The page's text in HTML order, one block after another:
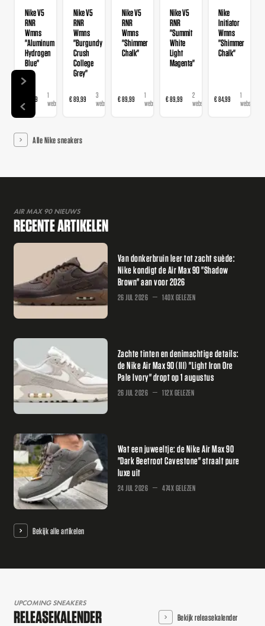
Nike V5
RNR
Wmns
"Aluminum
Hydrogen
Blue"
€ 89,99
1
webshop
Nike V5
RNR
Wmns
"Burgundy
Crush
College
Grey"
€ 89,99
3
webshops
Nike V5
RNR
Wmns
"Shimmer
Chalk"
€ 89,99
1
webshop
Nike V5
RNR
"Summit
White
Light
Magenta"
€ 89,99
2
webshops
Nike
Initiator
Wmns
"Shimmer
Chalk"
€ 84,99
1
webshop
Alle Nike sneakers
AIR MAX 90 NIEUWS
RECENTE ARTIKELEN
Van donkerbruin leer tot zacht suède:
Nike kondigt de Air Max 90 "Shadow
Brown" aan voor 2026
26 JUL 2026 140X GELEZEN
Zachte tinten en denimachtige details:
de Nike Air Max 90 (III) "Light Iron Ore
Pale Ivory" dropt op 1 augustus
26 JUL 2026 112X GELEZEN
Wat een juweeltje: de Nike Air Max 90
"Dark Beetroot Cavestone" straalt pure
luxe uit
24 JUL 2026 474X GELEZEN
Bekijk alle artikelen
UPCOMING SNEAKERS
RELEASEKALENDER Bekijk releasekalender